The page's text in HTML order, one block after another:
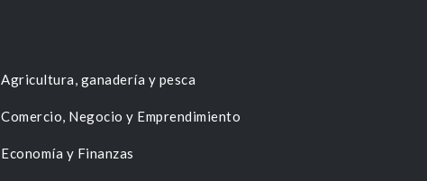
Agricultura, ganadería y pesca
Comercio, Negocio y Emprendimiento
Economía y Finanzas